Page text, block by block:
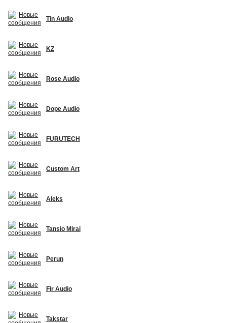
Tin Audio
KZ
Rose Audio
Dope Audio
FURUTECH
Custom Art
Aleks
Tansio Mirai
Perun
Fir Audio
Takstar